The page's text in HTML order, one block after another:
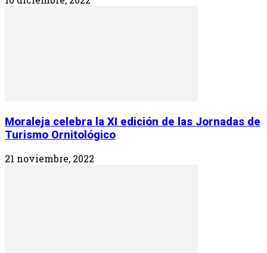
Moraleja celebra la XI edición de las Jornadas de
Turismo Ornitológico
21 noviembre, 2022